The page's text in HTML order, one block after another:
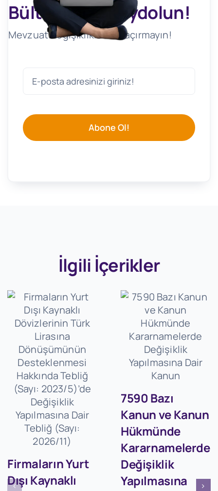
Bültenimize Kaydolun!
Mevzuat Değişikliklerini Kaçırmayın!
Abone Ol!
İlgili İçerikler
Firmaların Yurt
Dışı Kaynaklı
7590 Bazı
Kanun ve Kanun
Hükmünde
Kararnamelerde
Değişiklik
Yapılmasına